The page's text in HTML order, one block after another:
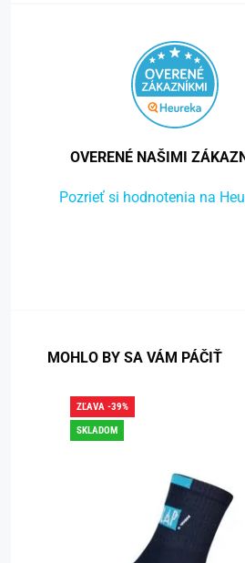
OVERENÉ NAŠIMI
Pozrieť si hodnotenia na
MOHLO BY SA VÁM PÁČIŤ
ZĽAVA -39%
SKLADOM